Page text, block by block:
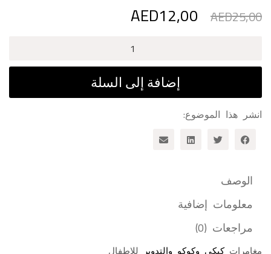
AED25,00 السعر
الأصلي
AED25,00.
AED12,00 السعر
الحالي
هو:
AED12,00.
كعك
إضافة إلى السلة
انشر هذا الموضوع:
الوصف
معلومات إضافية
مراجعات (0)